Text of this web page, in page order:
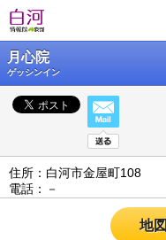
月心院
ゲッシンイン
住所：白河市金屋町108
電話：－
地図